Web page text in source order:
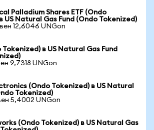
Palladium Shares ETF (Ondo
US Natural Gas Fund (Ondo Tokenized)
12,6046 UNGon
Tokenized) в US Natural Gas Fund
9,7318 UNGon
(Ondo Tokenized) в US Natural
Tokenized)
5,4002 UNGon
(Ondo Tokenized) в US Natural Gas